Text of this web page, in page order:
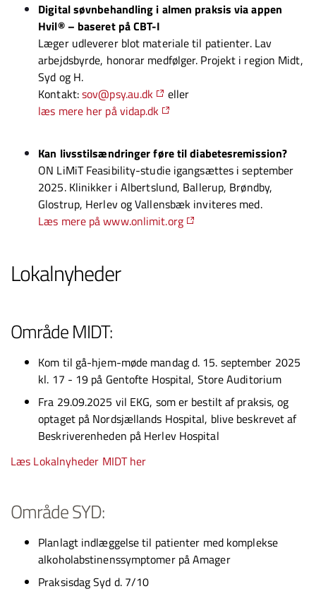
Digital søvnbehandling i almen praksis via appen
Hvil® – baseret på CBT-I
Læger udleverer blot materiale til patienter. Lav
arbejdsbyrde, honorar medfølger. Projekt i region Midt,
Syd og H.
Kontakt:sov@psy.au.dk
eller
læs mere her på vidap.dk
Kan livsstilsændringer føre til diabetesremission?
ON LiMiT Feasibility-studie igangsættes i september
2025. Klinikker i Albertslund, Ballerup, Brøndby,
Glostrup, Herlev og Vallensbæk inviteres med.
Læs mere på www.onlimit.org
Lokalnyheder
Område MIDT:
Kom til gå-hjem-møde mandag d. 15. september 2025
kl. 17 - 19 på Gentofte Hospital, Store Auditorium
Fra 29.09.2025 vil EKG, som er bestilt af praksis, og
optaget på Nordsjællands Hospital, blive beskrevet af
Beskriverenheden på Herlev Hospital
Læs Lokalnyheder MIDT her
Område SYD:
Planlagt indlæggelse til patienter med komplekse
alkoholabstinenssymptomer på Amager
Praksisdag Syd d. 7/10